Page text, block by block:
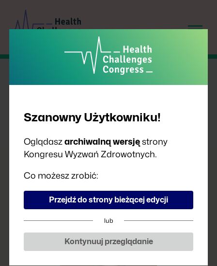
Szanowny Użytkowniku!
Oglądaszarchiwalną wersjęstrony
Kongresu Wyzwań Zdrowotnych.
Co możesz zrobić:
Przejdź do strony bieżącej edycji
lub
Kontynuuj przeglądanie